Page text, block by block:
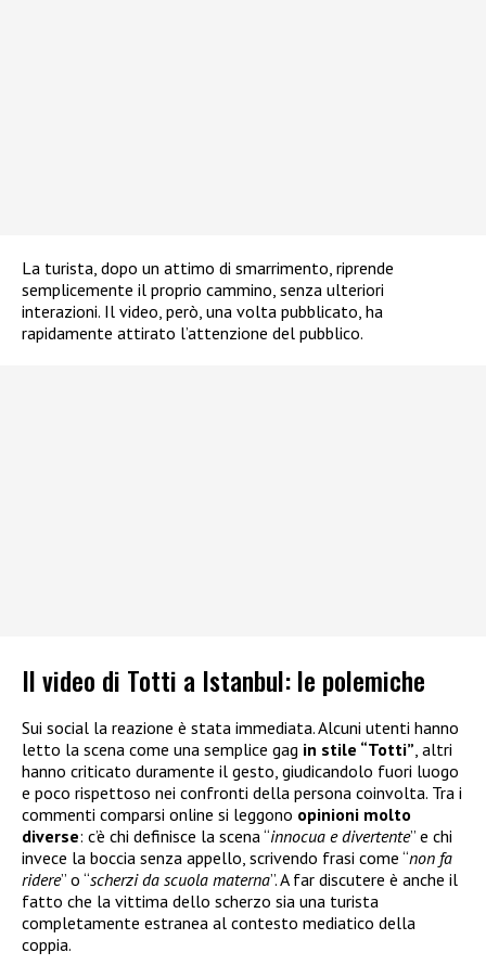
La turista, dopo un attimo di smarrimento, riprende
semplicemente il proprio cammino, senza ulteriori
interazioni. Il video, però, una volta pubblicato, ha
rapidamente attirato l’attenzione del pubblico.
Il video di Totti a Istanbul: le polemiche
Sui social la reazione è stata immediata. Alcuni utenti hanno
letto la scena come una semplice gag in stile “Totti” , altri
hanno criticato duramente il gesto, giudicandolo fuori luogo
e poco rispettoso nei confronti della persona coinvolta. Tra i
commenti comparsi online si leggono opinioni molto
diverse: c’è chi definisce la scena “innocua e divertente” e chi
invece la boccia senza appello, scrivendo frasi come “non fa
ridere” o “scherzi da scuola materna”. A far discutere è anche il
fatto che la vittima dello scherzo sia una turista
completamente estranea al contesto mediatico della
coppia.